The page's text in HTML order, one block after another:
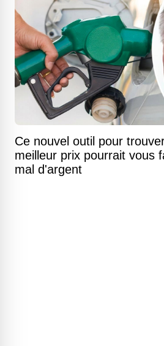
Ce nouvel outil pour
meilleur prix pourrait vous
mal d'argent